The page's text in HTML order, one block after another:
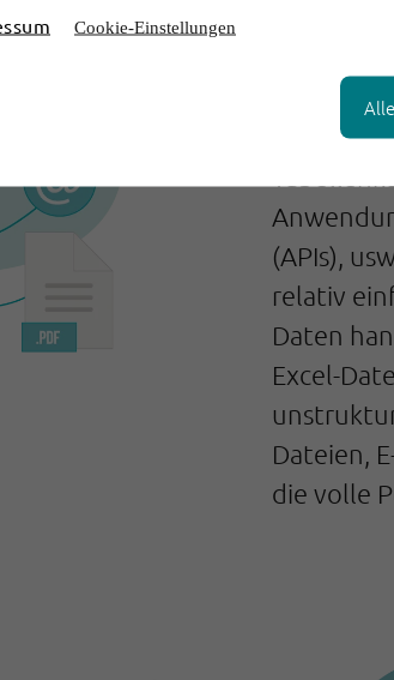
Cookie-Einstellungen
sowohl
Daten in
können
(APIs),
relativ
Daten
Excel-
Dateien,
die volle